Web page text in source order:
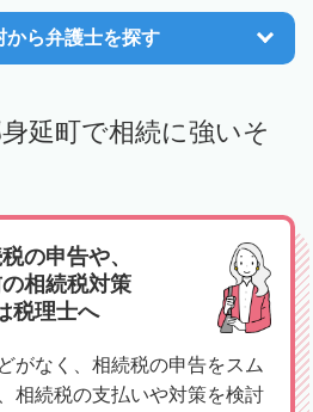
から弁護士を探す
延町で相続に強いそ
の申告や、
相続税対策
税理士へ
がなく、相続税の申告をスム
相続税の支払いや対策を検討